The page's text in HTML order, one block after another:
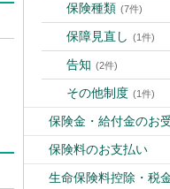
保険種類 (7件)
保障見直し (1件)
告知 (2件)
その他制度 (1件)
保険金・給付金のお
保険料のお支払い
生命保険料控除・税